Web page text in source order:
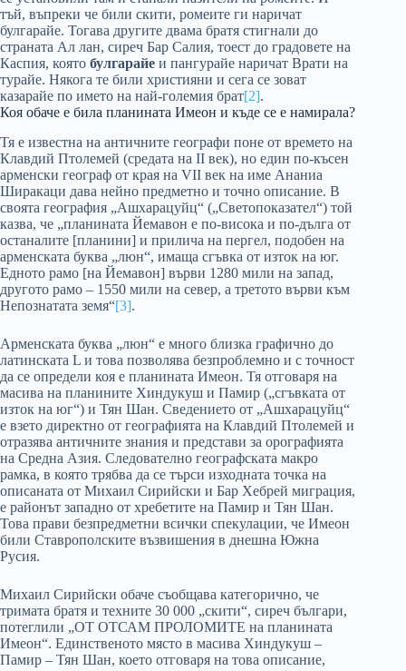
тъй, въпреки че били скити, ромеите ги наричат
булгарайе. Тогава другите двама братя стигнали до
страната Ал лан, сиреч Бар Салия, тоест до градовете на
Каспия, която булгарайе и пангурайе наричат Врати на
турайе. Някога те били християни и сега се зоват
казарайе по името на най-големия брат[2].
Коя обаче е била планината Имеон и къде се е намирала?
Тя е известна на античните географи поне от времето на
Клавдий Птолемей (средата на II век), но един по-късен
арменски географ от края на VII век на име Ананиа
Ширакаци дава нейно предметно и точно описание. В
своята география „Ашхарацуйц“ („Светопоказател“) той
казва, че „планината Йемавон е по-висока и по-дълга от
останалите [планини] и прилича на пергел, подобен на
арменската буква „люн“, имаща сгъвка от изток на юг.
Едното рамо [на Йемавон] върви 1280 мили на запад,
другото рамо – 1550 мили на север, а третото върви към
Непознатата земя“[3].
Арменската буква „люн“ е много близка графично до
латинската L и това позволява безпроблемно и с точност
да се определи коя е планината Имеон. Тя отговаря на
масива на планините Хиндукуш и Памир („сгъвката от
изток на юг“) и Тян Шан. Сведението от „Ашхарацуйц“
е взето директно от географията на Клавдий Птолемей и
отразява античните знания и представи за орографията
на Средна Азия. Следователно географската макро
рамка, в която трябва да се търси изходната точка на
описаната от Михаил Сирийски и Бар Хебрей миграция,
е районът западно от хребетите на Памир и Тян Шан.
Това прави безпредметни всички спекулации, че Имеон
били Ставрополските възвишения в днешна Южна
Русия.
Михаил Сирийски обаче съобщава категорично, че
тримата братя и техните 30 000 „скити“, сиреч българи,
потеглили „ОТ ОТСАМ ПРОЛОМИТЕ на планината
Имеон“. Единственото място в масива Хиндукуш –
Памир – Тян Шан, което отговаря на това описание,